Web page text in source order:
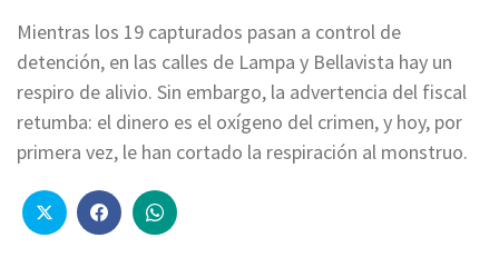
Mientras los 19 capturados pasan a control de
detención, en las calles de Lampa y Bellavista hay un
respiro de alivio. Sin embargo, la advertencia del fiscal
retumba: el dinero es el oxígeno del crimen, y hoy, por
primera vez, le han cortado la respiración al monstruo.